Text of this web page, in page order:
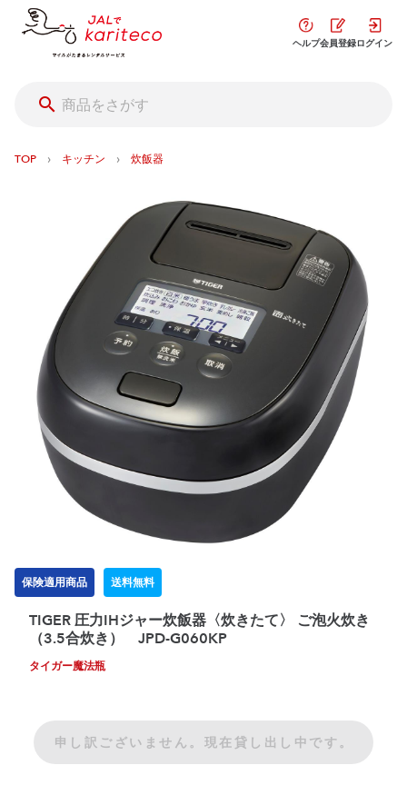
ヘルプ会員登録ログイン
TOP › キッチン › 炊飯器
保険適用商品 送料無料
TIGER 圧力IHジャー炊飯器〈炊きたて〉 ご泡火炊き
（3.5合炊き） JPD-G060KP
タイガー魔法瓶
申し訳ございません。現在貸し出し中です。